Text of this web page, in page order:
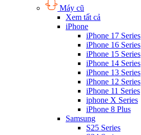
Máy cũ
Xem tất cả
iPhone
iPhone 17 Series
iPhone 16 Series
iPhone 15 Series
iPhone 14 Series
iPhone 13 Series
iPhone 12 Series
iPhone 11 Series
iphone X Series
iPhone 8 Plus
Samsung
S25 Series